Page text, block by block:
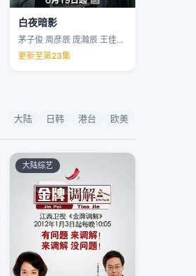
白夜暗影
茅子俊 周彦辰 庞瀚辰 王佳宇 …
更新至第23集
大陆 日韩 港台 欧美
大陆综艺